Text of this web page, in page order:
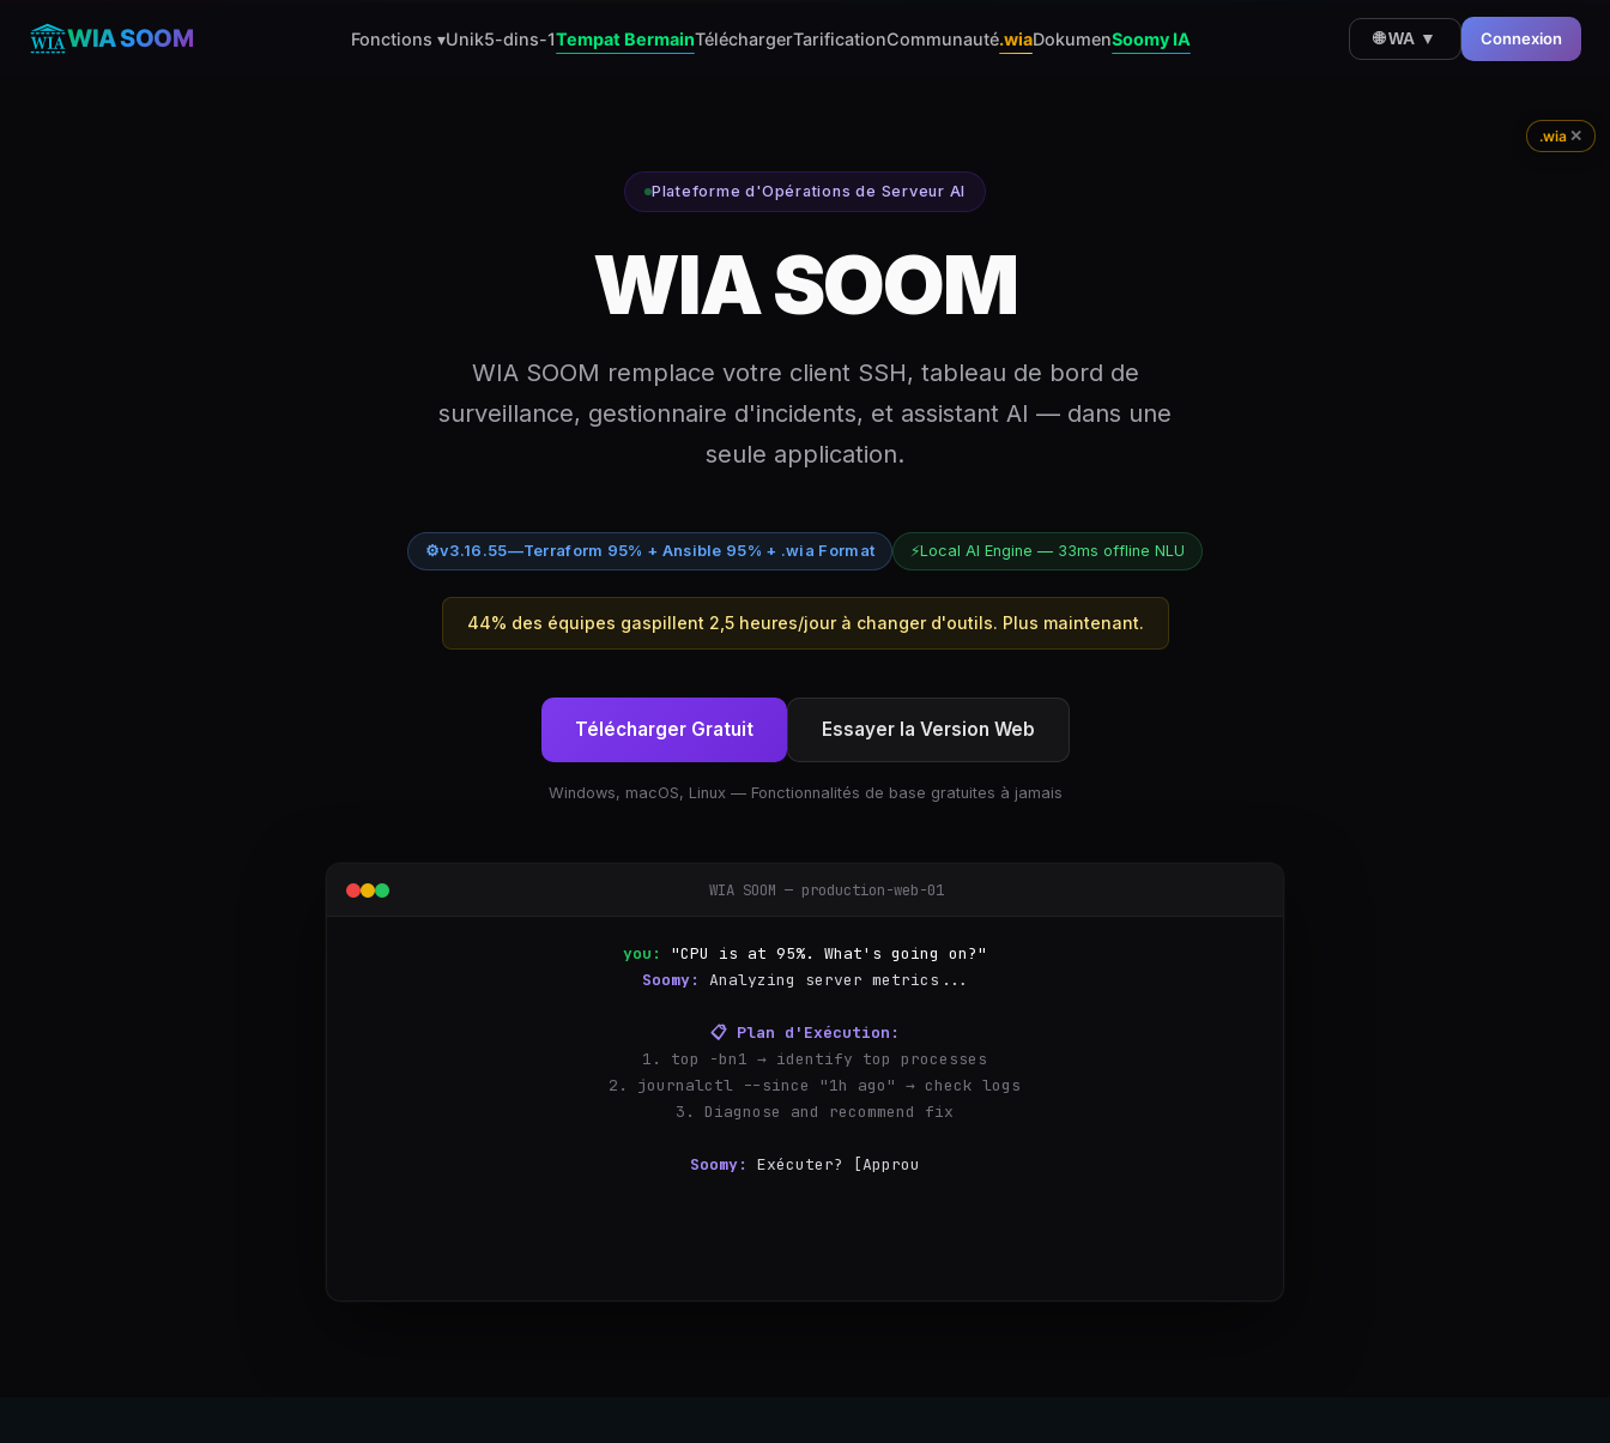
WIA SOOM Fonctions ▾Unik5-dins-1Tempat BermainTéléchargerTarificationCommunauté.wiaDokumenSoomy IA 🌐 WA ▼ Connexion
Plateforme d'Opérations de Serveur AI
WIA SOOM
WIA SOOM remplace votre client SSH, tableau de bord de
surveillance, gestionnaire d'incidents, et assistant AI — dans une
seule application.
⚙v3.16.55—Terraform 95% + Ansible 95% + .wia Format ⚡Local AI Engine — 33ms offline NLU
44% des équipes gaspillent 2,5 heures/jour à changer d'outils. Plus maintenant.
Télécharger Gratuit Essayer la Version Web
Windows, macOS, Linux — Fonctionnalités de base gratuites à jamais
WIA SOOM — production-web-01
you:
"CPU is at 95%. What's going on?"
Soomy:
Analyzing server metrics...
📋 Plan d'Exécution:
  1. top -bn1 → identify top processes
  2. journalctl --since "1h ago" → check logs
  3. Diagnose and recommend fix
Exécuter? [Approuver] [Modifier] [Annuler]
.wia ✕